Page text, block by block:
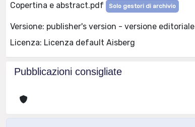
Copertina e abstract.pdf Solo gestori di archivio
Versione: publisher's version - versione editoriale
Licenza: Licenza default Aisberg
Pubblicazioni consigliate